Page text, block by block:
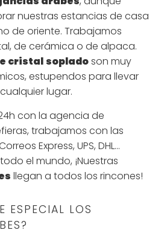
nuestras estancias de casa
de oriente. Trabajamos
de cerámica o de alpaca.
cristalsopladoson muy
estupendos para llevar
lugar.
con la agencia de
trabajamos con las
Express, UPS, DHL...
el mundo, ¡Nuestras
llegan a todos los rincones!
ESPECIAL LOS